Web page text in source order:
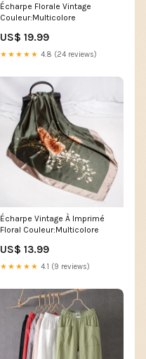
Écharpe Florale Vintage
Couleur:Multicolore
US$ 19.99
★★★★★ 4.8 (24 reviews)
Écharpe Vintage À Imprimé
Floral Couleur:Multicolore
US$ 13.99
★★★★★ 4.1 (9 reviews)